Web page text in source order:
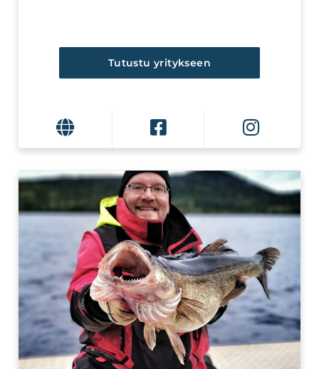
Tutustu yritykseen